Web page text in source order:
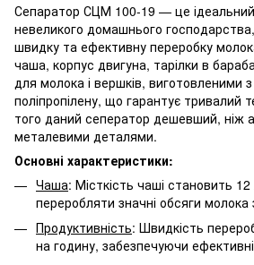
Сепаратор СЦМ 100-19 — це ідеальний
невеликого домашнього
швидку та ефективну переробку
чаша, корпус двигуна, тарілки в
для молока і вершків, виготовленими з
поліпропілену, що гарантує тривалий
того даний сеператор дешевший, ніж
металевими деталями.
Основні характеристики:
Чаша: Місткість чаші становить
переробляти значні обсяги
Продуктивність: Швидкість
на годину, забезпечуючи